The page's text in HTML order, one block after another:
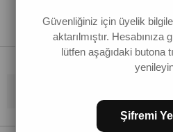
Bültene kaydolun, kampanya
Güvenliğiniz için üyelik
aktarılmıştır.
lütfen aşağıdaki butona
Şifremi